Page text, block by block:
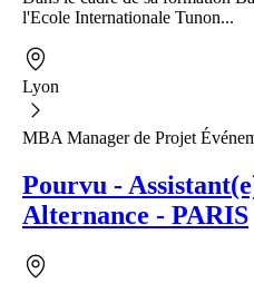
l'Ecole Internationale Tunon...
Lyon
MBA Manager de Projet
Pourvu -
Alternance - PARIS